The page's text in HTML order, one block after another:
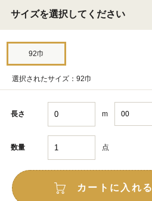
サイズを選択してください
92巾
選択されたサイズ：92巾
長さ m
数量 点
カートに入れる